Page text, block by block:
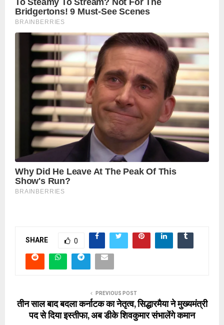
SHARE 0
PREVIOUS POST
तीन साल बाद बदला कर्नाटक का नेतृत्व, सिद्धारमैया ने मुख्यमंत्री
पद से दिया इस्तीफा, अब डीके शिवकुमार संभालेंगे कमान